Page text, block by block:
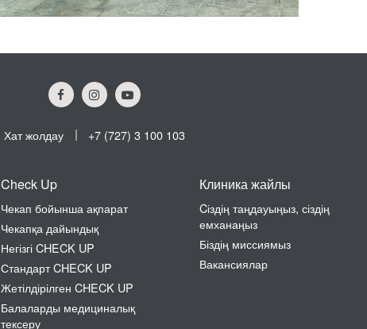
Хат жолдау +7 (727) 3 100 103
Check Up
Чекап бойынша ақпарат
Чекапқа дайындық
Негізгі CHECK UP
Стандарт CHECK UP
Жетілдірілген CHECK UP
Балаларды медициналық
тексеру
Клиника жайлы
Cіздің таңдауыңыз, сіздің
емханаңыз
Біздің миссиямыз
Вакансиялар